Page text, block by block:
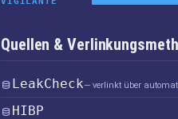
Quellen &
LeakCheck— verlinkt über
HIBP